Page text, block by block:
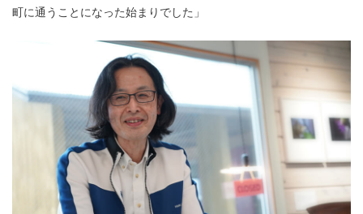
町に通うことになった始まりでした」